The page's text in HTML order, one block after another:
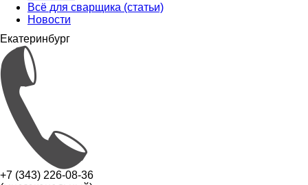
Всё для сварщика (статьи)
Новости
Екатеринбург
+7 (343) 226-08-36